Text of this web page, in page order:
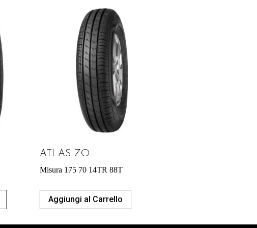
ATLAS ZO
Misura 175 70 14TR 88T
Aggiungi al Carrello